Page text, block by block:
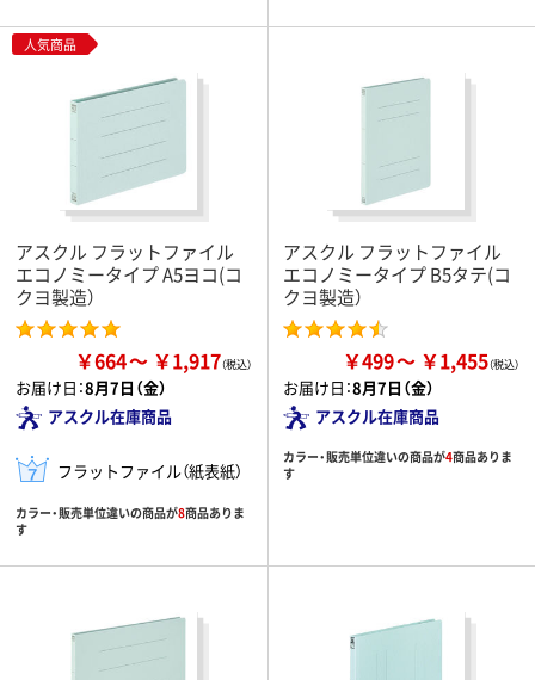
人気商品
アスクル フラットファイル
エコノミータイプ A5ヨコ(コ
クヨ製造）
￥664 ￥1,917
お届け日：8月7日（金）
アスクル在庫商品
フラットファイル（紙表紙）
カラー・販売単位違いの商品が8商品ありま
す
アスクル フラットファイル
エコノミータイプ B5タテ(コ
クヨ製造）
￥499 ￥1,455
お届け日：8月7日（金）
アスクル在庫商品
カラー・販売単位違いの商品が4商品ありま
す